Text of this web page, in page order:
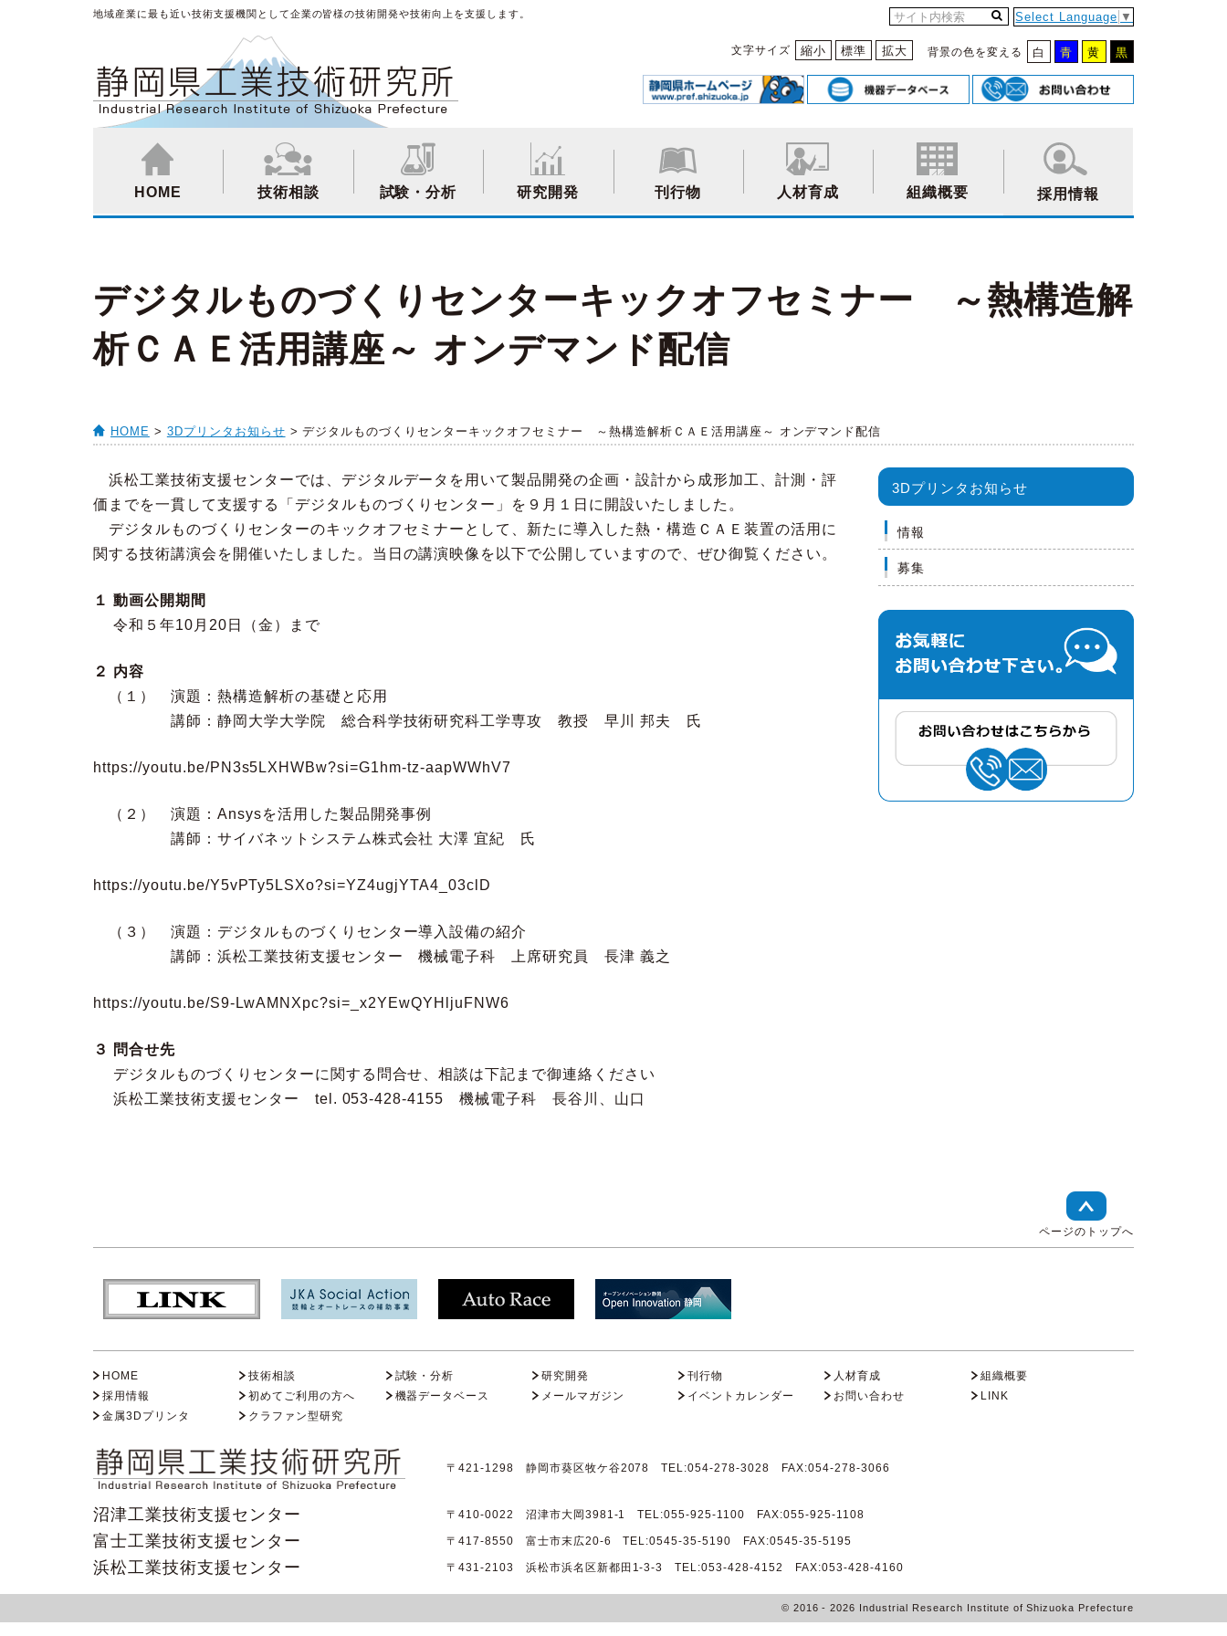
地域産業に最も近い技術支援機関として企業の皆様の技術開発や技術向上を支援します。 Select Language ▼
文字サイズ 縮小 標準 拡大 背景の色を変える 白 青 黄 黒
HOME 技術相談 試験・分析 研究開発 刊行物 人材育成 組織概要 採用情報
デジタルものづくりセンターキックオフセミナー ～熱構造解
析ＣＡＥ活用講座～ オンデマンド配信
HOME > 3Dプリンタお知らせ > デジタルものづくりセンターキックオフセミナー ～熱構造解析ＣＡＥ活用講座～ オンデマンド配信
浜松工業技術支援センターでは、デジタルデータを用いて製品開発の企画・設計から成形加工、計測・評
価までを一貫して支援する「デジタルものづくりセンター」を９月１日に開設いたしました。
デジタルものづくりセンターのキックオフセミナーとして、新たに導入した熱・構造ＣＡＥ装置の活用に
関する技術講演会を開催いたしました。当日の講演映像を以下で公開していますので、ぜひ御覧ください。
１ 動画公開期間
令和５年10月20日（金）まで
２ 内容
（１） 演題：熱構造解析の基礎と応用
講師：静岡大学大学院 総合科学技術研究科工学専攻 教授 早川 邦夫 氏
https://youtu.be/PN3s5LXHWBw?si=G1hm-tz-aapWWhV7
（２） 演題：Ansysを活用した製品開発事例
講師：サイバネットシステム株式会社 大澤 宜紀 氏
https://youtu.be/Y5vPTy5LSXo?si=YZ4ugjYTA4_03clD
（３） 演題：デジタルものづくりセンター導入設備の紹介
講師：浜松工業技術支援センター 機械電子科 上席研究員 長津 義之
https://youtu.be/S9-LwAMNXpc?si=_x2YEwQYHljuFNW6
３ 問合せ先
デジタルものづくりセンターに関する問合せ、相談は下記まで御連絡ください
浜松工業技術支援センター tel. 053-428-4155 機械電子科 長谷川、山口
3Dプリンタお知らせ
情報
募集
ページのトップへ
HOME 技術相談 試験・分析 研究開発 刊行物 人材育成
組織概要
採用情報
初めてご利用の方へ 機器データベース メールマガジン イベントカレンダー お問い合わせ
LINK
金属3Dプリンタ
クラファン型研究
〒421-1298 静岡市葵区牧ケ谷2078 TEL:054-278-3028 FAX:054-278-3066
沼津工業技術支援センター 〒410-0022 沼津市大岡3981-1 TEL:055-925-1100 FAX:055-925-1108
富士工業技術支援センター 〒417-8550 富士市末広20-6 TEL:0545-35-5190 FAX:0545-35-5195
浜松工業技術支援センター 〒431-2103 浜松市浜名区新都田1-3-3 TEL:053-428-4152 FAX:053-428-4160
© 2016 - 2026 Industrial Research Institute of Shizuoka Prefecture